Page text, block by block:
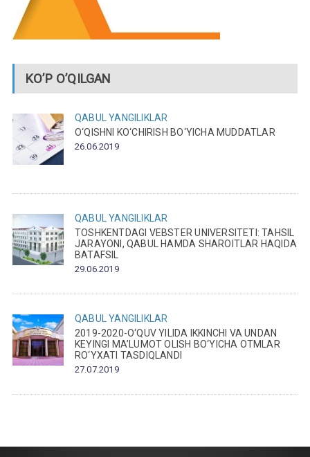
KO’P O’QILGAN
QABUL
YANGILIKLAR
O‘QISHNI KO‘CHIRISH BO‘YICHA MUDDATLAR
26.06.2019
QABUL
YANGILIKLAR
TOSHKENTDAGI VEBSTER UNIVERSITETI: TAHSIL
JARAYONI, QABUL HAMDA SHAROITLAR HAQIDA
BATAFSIL
29.06.2019
QABUL
YANGILIKLAR
2019-2020-O‘QUV YILIDA IKKINCHI VA UNDAN
KEYINGI MA’LUMOT OLISH BO‘YICHA OTMLAR
RO‘YXATI TASDIQLANDI
27.07.2019